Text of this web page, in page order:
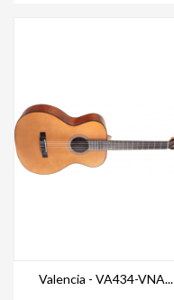
Valencia - VA434-VNA...